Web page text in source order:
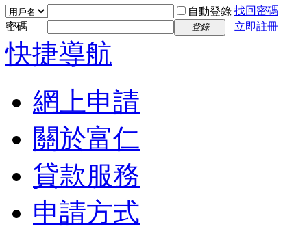
自動登錄 找回密碼
密碼
登錄 立即註冊
快捷導航
網上申請
關於富仁
貸款服務
申請方式